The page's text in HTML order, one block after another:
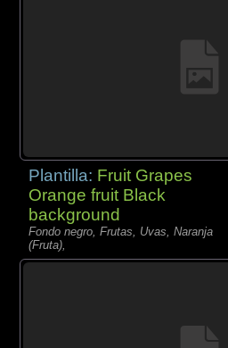
Plantilla: Fruit Grapes
Orange fruit Black
background
Fondo negro, Frutas, Uvas, Naranja
(Fruta),